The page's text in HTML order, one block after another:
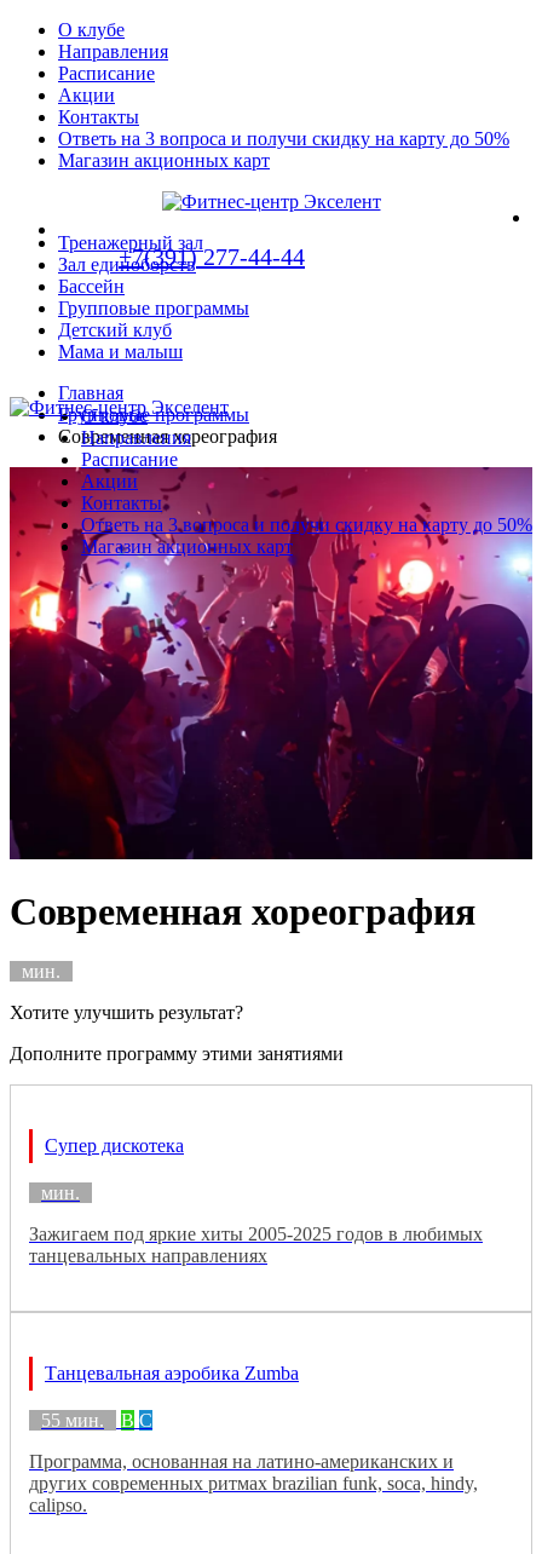
О клубе
Направления
Расписание
Акции
Контакты
Ответь на 3 вопроса и получи скидку на карту до 50%
Магазин акционных карт
+7(391) 277-44-44
Тренажерный зал
Зал единоборств
Бассейн
Групповые программы
Детский клуб
Мама и малыш
О клубе
Направления
Расписание
Акции
Контакты
Ответь на 3 вопроса и получи скидку на карту до 50%
Магазин акционных карт
Главная
Групповые программы
Современная хореография
Современная хореография
мин.
Хотите улучшить результат?
Дополните программу этими занятиями
Супер дискотека
мин.
Зажигаем под яркие хиты 2005-2025 годов в любимых
танцевальных направлениях
Танцевальная аэробика Zumba
55 мин. B C
Программа, основанная на латино-американских и
других современных ритмах brazilian funk, soca, hindy,
calipso.